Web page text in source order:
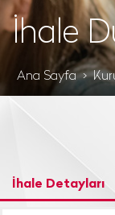
İhale
Ana Sayfa
İhale Detayları